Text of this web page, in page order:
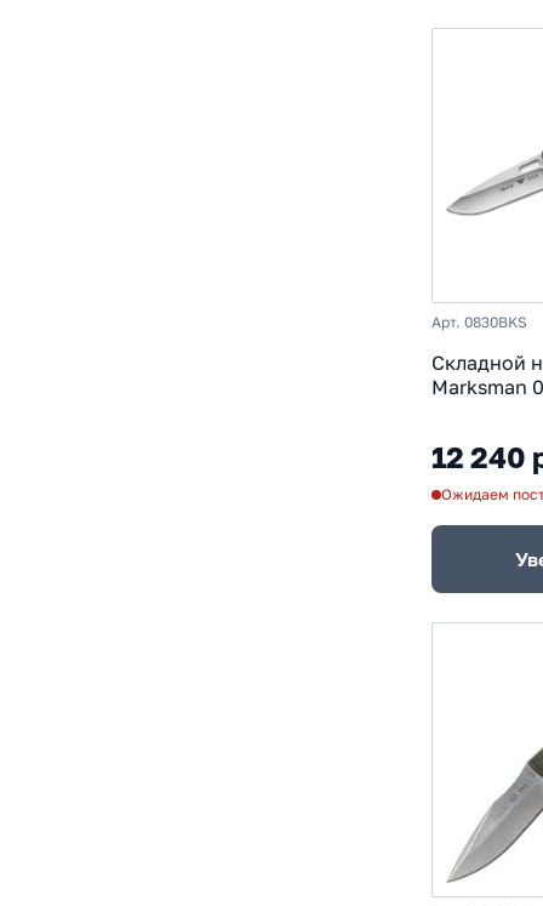
Арт. 0830BKS
Складной
Marksman
12 240
Ожидаем